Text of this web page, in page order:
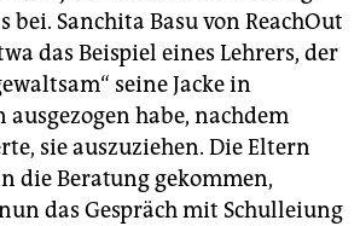
bei. Sanchita Basu von ReachOut
das Beispiel eines Lehrers, der
seine Jacke in
ausgezogen habe, nachdem
sie auszuziehen. Die Eltern
die Beratung gekommen,
das Gespräch mit Schulleiung